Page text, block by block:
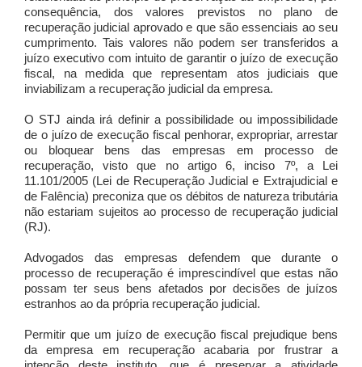
consequência, dos valores previstos no plano de
recuperação judicial aprovado e que são essenciais ao seu
cumprimento. Tais valores não podem ser transferidos a
juízo executivo com intuito de garantir o juízo de execução
fiscal, na medida que representam atos judiciais que
inviabilizam a recuperação judicial da empresa.
O STJ ainda irá definir a possibilidade ou impossibilidade
de o juízo de execução fiscal penhorar, expropriar, arrestar
ou bloquear bens das empresas em processo de
recuperação, visto que no artigo 6, inciso 7º, a Lei
11.101/2005 (Lei de Recuperação Judicial e Extrajudicial e
de Falência) preconiza que os débitos de natureza tributária
não estariam sujeitos ao processo de recuperação judicial
(RJ).
Advogados das empresas defendem que durante o
processo de recuperação é imprescindível que estas não
possam ter seus bens afetados por decisões de juízos
estranhos ao da própria recuperação judicial.
Permitir que um juízo de execução fiscal prejudique bens
da empresa em recuperação acabaria por frustrar a